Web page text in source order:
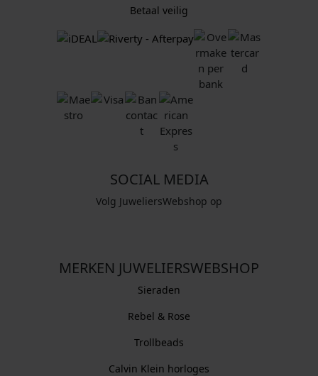
Betaal veilig
SOCIAL MEDIA
Volg JuweliersWebshop op
MERKEN JUWELIERSWEBSHOP
Sieraden
Rebel & Rose
Trollbeads
Calvin Klein horloges